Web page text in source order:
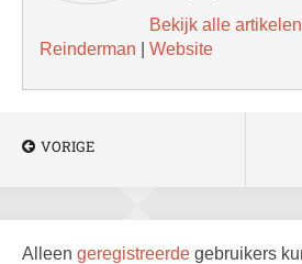
Bekijk alle
Reinderman
Website
VORIGE
Alleen geregistreerde gebruikers